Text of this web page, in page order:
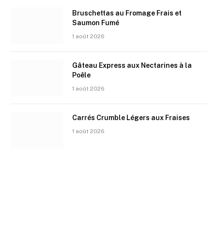
Bruschettas au Fromage Frais et
Saumon Fumé
1 août 2026
Gâteau Express aux Nectarines à la
Poêle
1 août 2026
Carrés Crumble Légers aux Fraises
1 août 2026